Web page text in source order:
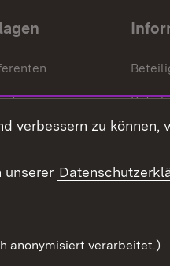
verbessern zu können,
unserer
anonymisiert verarbeitet.)